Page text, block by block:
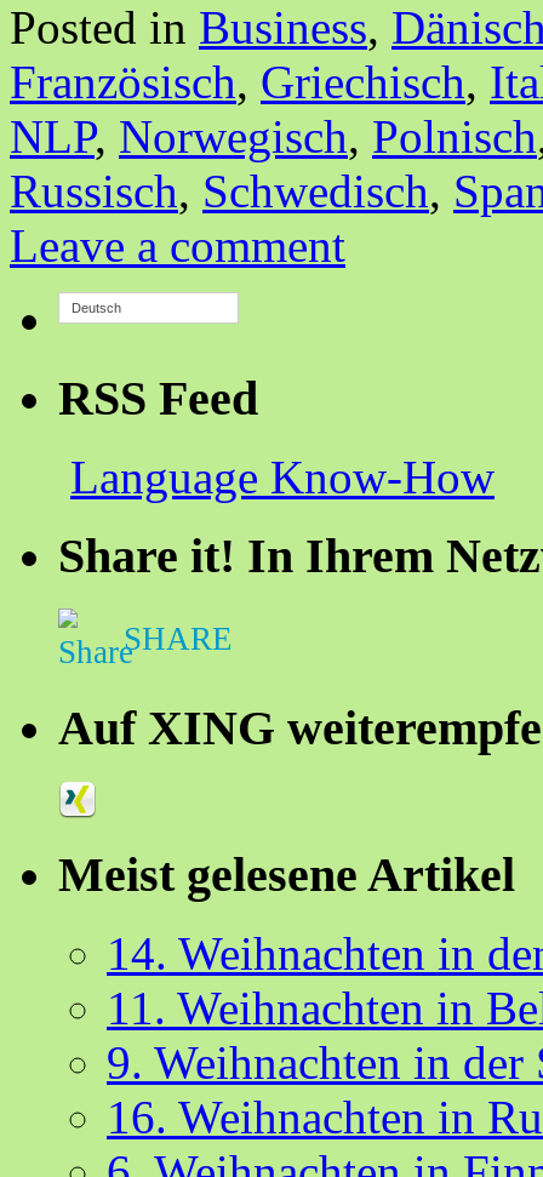
Posted in Business,
Französisch, Griechisch,
NLP, Norwegisch, Polnisch
Russisch, Schwedisch,
Leave a comment
Deutsch
RSS Feed
Language Know-How
Share it! In Ihrem
SHARE
Auf XING
Meist gelesene Artikel
14. Weihnachten in
11. Weihnachten in
9. Weihnachten in der
16. Weihnachten in